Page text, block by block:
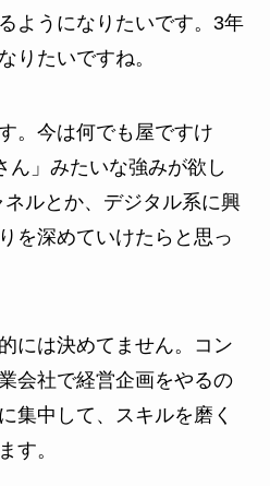
ようになりたいです。3年
りたいですね。
。今は何でも屋ですけ
ん」みたいな強みが欲し
ルとか、デジタル系に興
を深めていけたらと思っ
には決めてません。コン
会社で経営企画をやるの
集中して、スキルを磨く
す。